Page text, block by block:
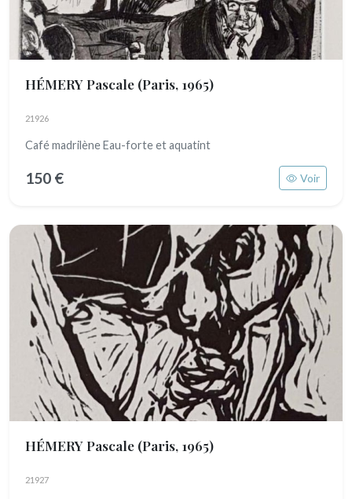
HÉMERY Pascale (Paris, 1965)
21926
Café madrilène Eau-forte et aquatint
150 € Voir
HÉMERY Pascale (Paris, 1965)
21927